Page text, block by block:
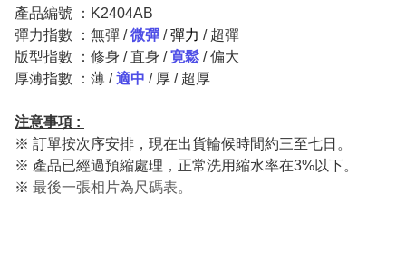
產品編號 ：K2404AB
彈力指數 ：無彈 /微彈 /彈力 / 超彈
版型指數 ：修身 / 直身 /寛鬆 / 偏大
厚薄指數 ：薄 /適中 / 厚 / 超厚
注意事項 :
※ 訂單按次序安排，現在出貨輪候時間約三至七日。
※ 產品已經過預縮處理，正常洗用縮水率在3%以下。
※ 最後一張相片為尺碼表。